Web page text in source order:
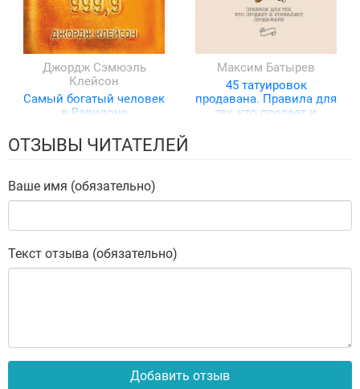
Джордж Сэмюэль
Клейсон
Самый богатый человек
в Вавилоне
Максим Батырев
45 татуировок
продавана. Правила для
тех, кто продает и
ОТЗЫВЫ ЧИТАТЕЛЕЙ
Ваше имя (обязательно)
Текст отзыва (обязательно)
Добавить отзыв